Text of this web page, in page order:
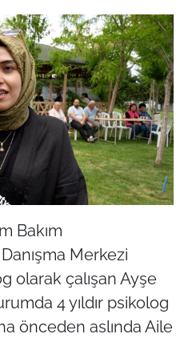
Bakım
Merkezi
olarak çalışan Ayşe
4 yıldır psikolog
önceden aslında Aile